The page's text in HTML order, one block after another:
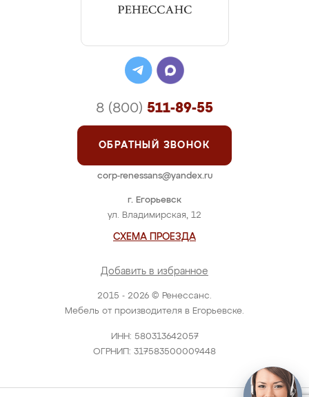
2015 - 2026 © Ренессанс.
Мебель от производителя в Егорьевске.
ИНН: 580313642057
ОГРНИП: 317583500009448
г. Егорьевск
ул. Владимирская, 12
СХЕМА ПРОЕЗДА
Добавить в избранное
8 (800) 511-89-55
ОБРАТНЫЙ ЗВОНОК
corp-renessans@yandex.ru